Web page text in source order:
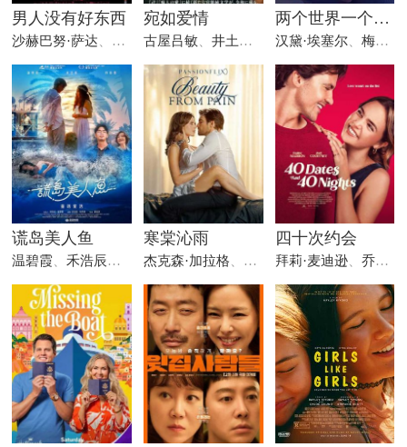
男人没有好东西
沙赫巴努·萨达 安瓦尔·哈希米 、利亚姆·侯赛尼
宛如爱情
古屋吕敏、 井土纪州
两个世界一个愿望
汉黛·埃塞尔、 梅廷·阿克杜尔格
谎岛美人鱼
温碧霞 、禾浩辰、 归亚蕾
寒棠沁雨
杰克森·加拉格 萨曼莎·奥尔索普、 布丽特
四十次约会
拜莉·麦迪逊、 乔尔·考特尼